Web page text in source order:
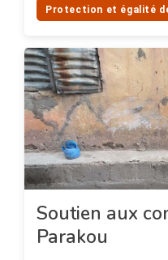
Protection et égalité
Soutien aux
Parakou